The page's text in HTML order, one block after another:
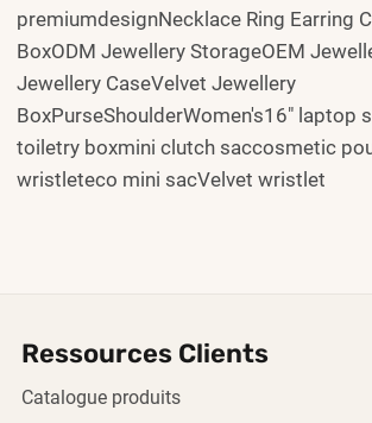
premiumdesignNecklace Ring Earring
BoxODM Jewellery StorageOEM
Jewellery CaseVelvet Jewellery
BoxPurseShoulderWomen's16" laptop
toiletry boxmini clutch saccosmetic
wristleteco mini sacVelvet wristlet
Ressources Clients
Catalogue produits